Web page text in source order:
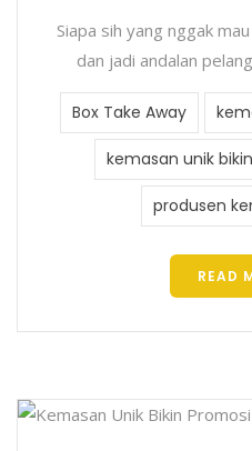
Siapa sih yang nggak
dan jadi andalan
Box Take Away
kemasan unik
produsen
READ